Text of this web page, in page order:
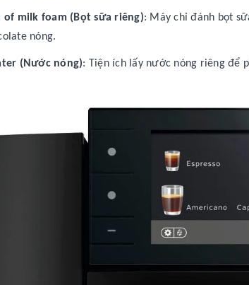
of milk foam (Bọt sữa riêng): Máy chỉ đánh bọt
nóng.
(Nước nóng): Tiện ích lấy nước nóng riêng để